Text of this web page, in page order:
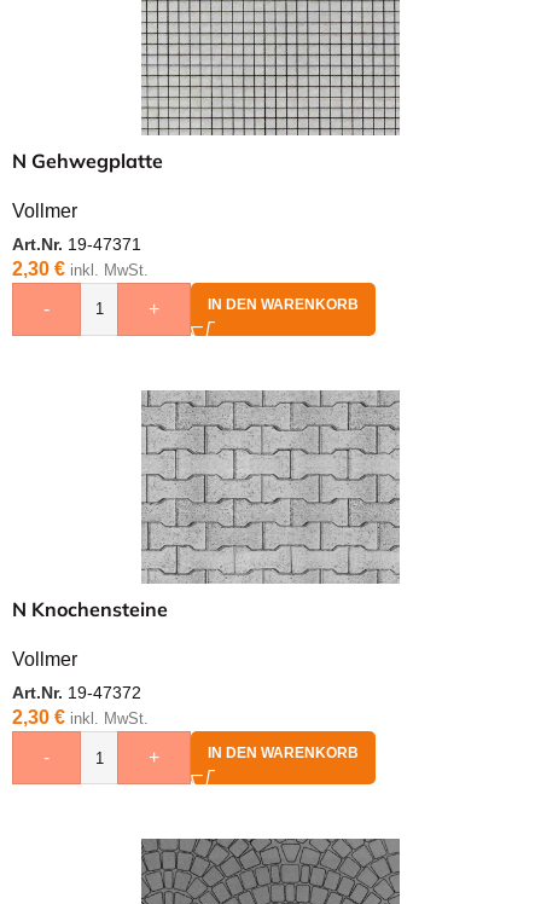
N Gehwegplatte
Vollmer
Art.Nr. 19-47371
2,30 € inkl. MwSt.
- + IN DEN WARENKORB
N Knochensteine
Vollmer
Art.Nr. 19-47372
2,30 € inkl. MwSt.
- + IN DEN WARENKORB